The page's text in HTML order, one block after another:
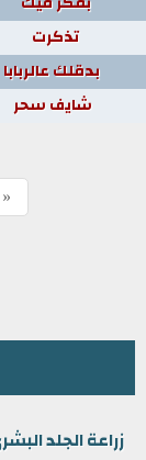
تذكرت
بدقلك عالربابا
شايف سحر
«
زراعة الجلد